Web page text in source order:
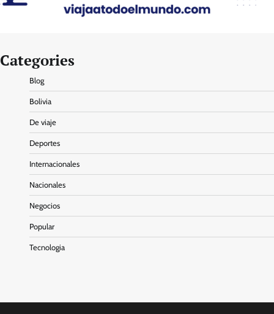
Categories
Blog
Bolivia
De viaje
Deportes
Internacionales
Nacionales
Negocios
Popular
Tecnologia